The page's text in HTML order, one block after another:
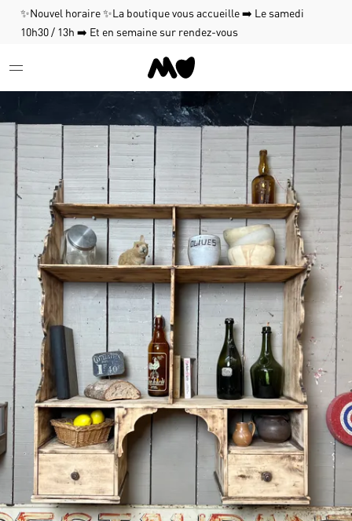
✨Nouvel horaire ✨La boutique vous accueille ➡️ Le samedi
10h30 / 13h ➡️ Et en semaine sur rendez-vous